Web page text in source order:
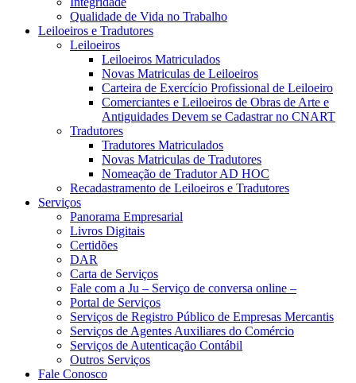
Qualidade de Vida no Trabalho
Leiloeiros e Tradutores
Leiloeiros
Leiloeiros Matriculados
Novas Matriculas de Leiloeiros
Carteira de Exercício Profissional de Leiloeiro
Comerciantes e Leiloeiros de Obras de Arte e
Antiguidades Devem se Cadastrar no CNART
Tradutores
Tradutores Matriculados
Novas Matriculas de Tradutores
Nomeação de Tradutor AD HOC
Recadastramento de Leiloeiros e Tradutores
Serviços
Panorama Empresarial
Livros Digitais
Certidões
DAR
Carta de Serviços
Fale com a Ju – Serviço de conversa online –
Portal de Serviços
Serviços de Registro Público de Empresas Mercantis
Serviços de Agentes Auxiliares do Comércio
Serviços de Autenticação Contábil
Outros Serviços
Fale Conosco